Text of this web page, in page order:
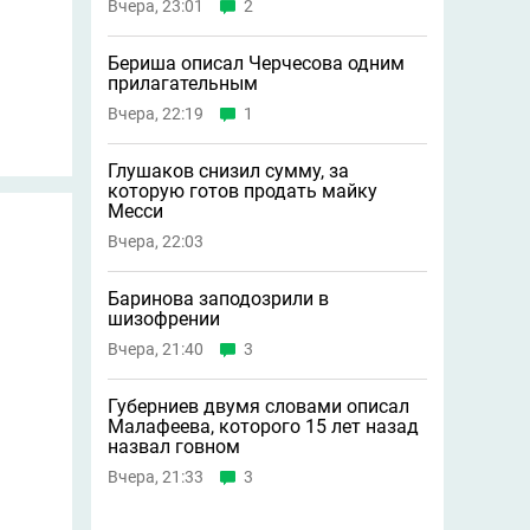
Вчера, 23:01 2
Бериша описал Черчесова одним
прилагательным
Вчера, 22:19 1
Глушаков снизил сумму, за
которую готов продать майку
Месси
Вчера, 22:03
Баринова заподозрили в
шизофрении
Вчера, 21:40 3
Губерниев двумя словами описал
Малафеева, которого 15 лет назад
назвал говном
Вчера, 21:33 3